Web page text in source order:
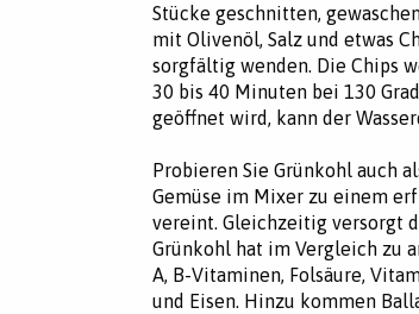
Stücke geschnitten,
mit Olivenöl, Salz und etwas
sorgfältig wenden. Die Chips
30 bis 40 Minuten bei 130
geöffnet wird, kann der
Probieren Sie Grünkohl auch
Gemüse im Mixer zu einem
vereint. Gleichzeitig versorgt
Grünkohl hat im Vergleich zu
A, B-Vitaminen, Folsäure,
und Eisen. Hinzu kommen